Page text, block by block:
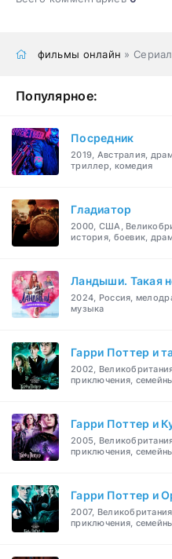
фильмы онлайн »
Популярное:
Посредник
2019, Австралия,
триллер, комедия
Гладиатор
2000, США,
история, боевик,
Ландыши. Такая
2024, Россия,
музыка
Гарри Поттер и
2002,
приключения,
Гарри Поттер и
2005,
приключения,
Гарри Поттер и
2007,
приключения,